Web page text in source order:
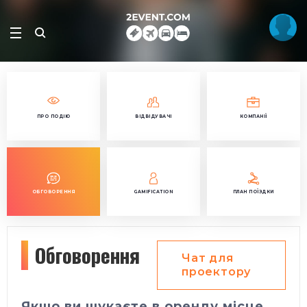
ПРО ПОДІЮ ВІДВІДУВАЧІ КОМПАНІЇ
ОБГОВОРЕННЯ GAMIFICATION ПЛАН ПОЇЗДКИ
Обговорення
Чат для
проектору